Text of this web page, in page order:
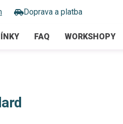
Doprava a platba
FAQ WORKSHOPY